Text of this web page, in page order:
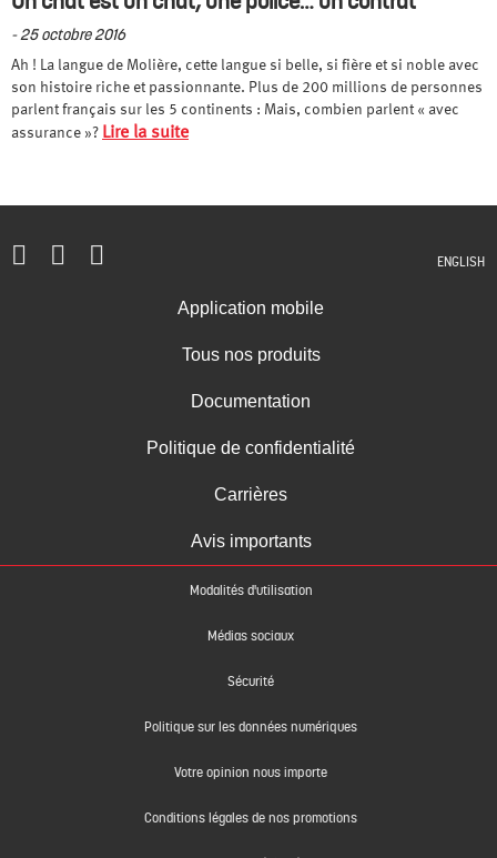
- 25 octobre 2016
Ah ! La langue de Molière, cette langue si belle, si fière et si noble avec
son histoire riche et passionnante. Plus de 200 millions de personnes
parlent français sur les 5 continents : Mais, combien parlent « avec
assurance »? Lire la suite
ENGLISH
Application mobile
Tous nos produits
Documentation
Politique de confidentialité
Carrières
Avis importants
Modalités d'utilisation
Médias sociaux
Sécurité
Politique sur les données numériques
Votre opinion nous importe
Conditions légales de nos promotions